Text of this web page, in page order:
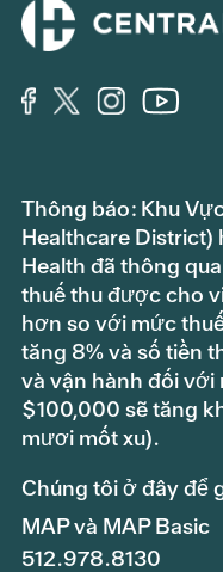
Thông báo: Khu
Healthcare
Health đã thông
thuế thu được cho
hơn so với mức
tăng 8% và số tiền
và vận hành đối với
$100,000 sẽ tăng
mươi mốt xu).
Chúng tôi ở đây để
MAP và MAP Basic
512.978.8130